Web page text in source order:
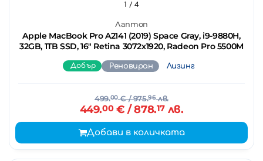
Лаптоп
Apple MacBook Pro A2141 (2019) Space Gray, i9-9880H,
32GB, 1TB SSD, 16" Retina 3072x1920, Radeon Pro 5500M
1 / 4
Добър Реновиран Лизинг
499.00€/ 975.96лв.
449.00€ / 878.17лв.
Добави в количката